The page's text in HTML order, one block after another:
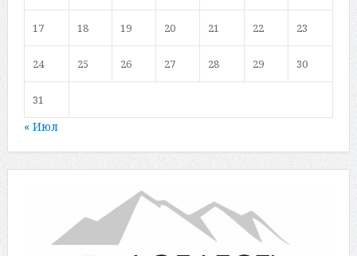
17 18 19 20 21 22 23
24 25 26 27 28 29 30
31
« Июл